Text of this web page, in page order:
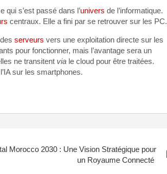
s’est passé dans l’univers de l’informatique.
centraux. Elle a fini par se retrouver sur les PC.
serveurs vers une exploitation directe sur les
pour fonctionner, mais l’avantage sera un
ne transitent via le cloud pour être traitées.
sur les smartphones.
Morocco 2030 : Une Vision Stratégique pour
un Royaume Connecté